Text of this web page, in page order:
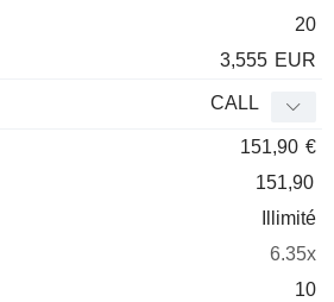
20
3,555 EUR
CALL
151,90 €
151,90
Illimité
6.35x
10